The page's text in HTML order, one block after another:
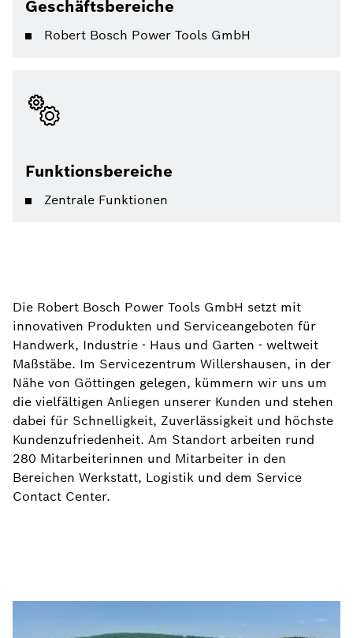
Geschäftsbereiche
Robert Bosch Power Tools GmbH
Funktionsbereiche
Zentrale Funktionen
Die Robert Bosch Power Tools GmbH setzt mit
innovativen Produkten und Serviceangeboten für
Handwerk, Industrie - Haus und Garten - weltweit
Maßstäbe. Im Servicezentrum Willershausen, in der
Nähe von Göttingen gelegen, kümmern wir uns um
die vielfältigen Anliegen unserer Kunden und stehen
dabei für Schnelligkeit, Zuverlässigkeit und höchste
Kundenzufriedenheit. Am Standort arbeiten rund
280 Mitarbeiterinnen und Mitarbeiter in den
Bereichen Werkstatt, Logistik und dem Service
Contact Center.